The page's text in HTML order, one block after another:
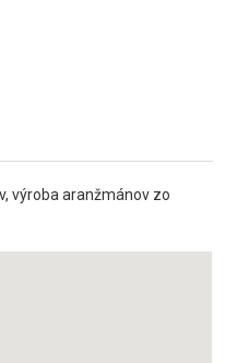
výroba aranžmánov zo